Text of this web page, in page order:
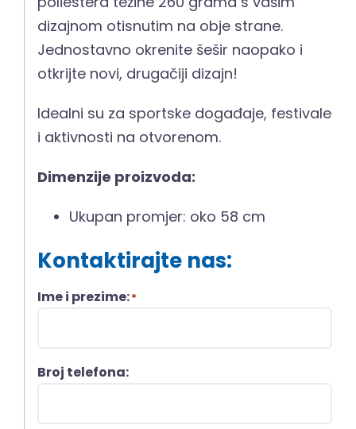
dizajnom otisnutim na obje strane.
Jednostavno okrenite šešir naopako i
otkrijte novi, drugačiji dizajn!
Idealni su za sportske događaje, festivale
i aktivnosti na otvorenom.
Dimenzije proizvoda:
Ukupan promjer: oko 58 cm
Kontaktirajte nas:
Ime i prezime:*
Broj telefona: